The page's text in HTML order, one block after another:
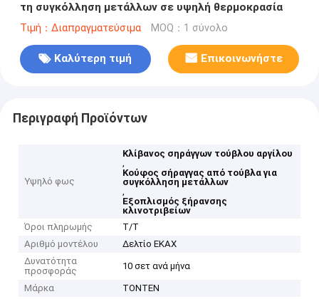
τη συγκόλληση μετάλλων σε υψηλή θερμοκρασία
Τιμή：Διαπραγματεύσιμα MOQ：1 σύνολο
Καλύτερη τιμή Επικοινωνήστε
Περιγραφή Προϊόντων
Υψηλό φως
Κλίβανος σηράγγων τούβλου αργίλου
,
Κούφος σήραγγας από τούβλα για
συγκόλληση μετάλλων
,
Εξοπλισμός ξήρανσης
κλινοτριβείων
Όροι πληρωμής
Τ/Τ
Αριθμό μοντέλου
Δελτίο ΕΚΑΧ
Δυνατότητα
προσφοράς
10 σετ ανά μήνα
Μάρκα
TONTEN